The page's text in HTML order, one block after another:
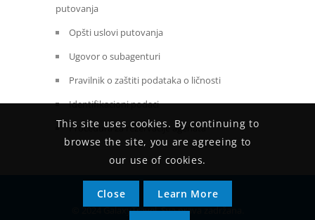
putovanja
Opšti uslovi putovanja
Ugovor o subagenturi
Pravilnik o zaštiti podataka o ličnosti
Identifikacioni podaci
Procedura za rezervacije agenata
© 2024 GalaxyTravel. Sva prava zadržana.
This site uses cookies. By continuing to
browse the site, you are agreeing to
our use of cookies.
Close Learn More